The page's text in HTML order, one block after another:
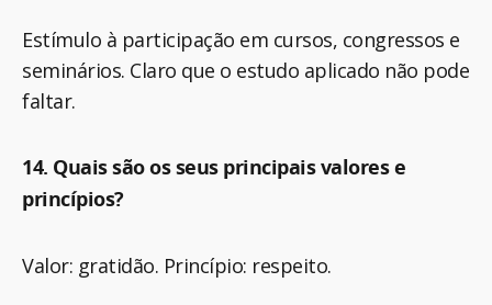
Estímulo à participação em cursos, congressos e
seminários. Claro que o estudo aplicado não pode
faltar.
14. Quais são os seus principais valores e
princípios?
Valor: gratidão. Princípio: respeito.